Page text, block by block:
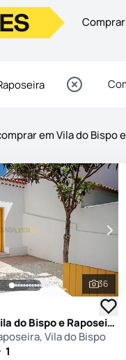
em Vila do Bispo
Ver
36
Moradia T1 em Vila do Bispo e Raposeira, Vila do Bispo
Vila do Bispo
1